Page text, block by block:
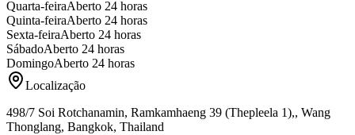
Quarta-feiraAberto 24 horas
Quinta-feiraAberto 24 horas
Sexta-feiraAberto 24 horas
SábadoAberto 24 horas
DomingoAberto 24 horas
Localização
498/7 Soi Rotchanamin, Ramkamhaeng 39 (Thepleela 1),, Wang
Thonglang, Bangkok, Thailand